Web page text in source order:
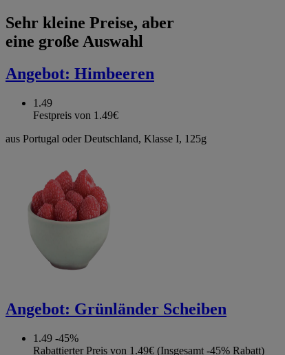
Sehr kleine Preise, aber
eine große Auswahl
Angebot: Himbeeren
1.49
Festpreis von 1.49€
aus Portugal oder Deutschland, Klasse I, 125g
Angebot: Grünländer Scheiben
1.49 -45%
Rabattierter Preis von 1.49€ (Insgesamt -45% Rabatt)